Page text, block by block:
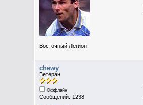
Восточный Легион
chewy
Ветеран
Оффлайн
Сообщений: 1238